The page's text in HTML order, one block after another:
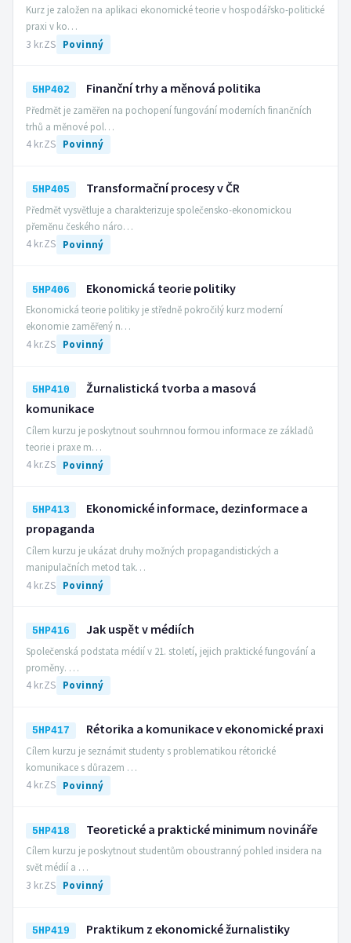
Kurz je založen na aplikaci ekonomické teorie v hospodářsko-politické
praxi v ko…
3 kr.ZS Povinný
5HP402 Finanční trhy a měnová politika
Předmět je zaměřen na pochopení fungování moderních finančních
trhů a měnové pol…
4 kr.ZS Povinný
5HP405 Transformační procesy v ČR
Předmět vysvětluje a charakterizuje společensko-ekonomickou
přeměnu českého náro…
4 kr.ZS Povinný
5HP406 Ekonomická teorie politiky
Ekonomická teorie politiky je středně pokročilý kurz moderní
ekonomie zaměřený n…
4 kr.ZS Povinný
5HP410
Žurnalistická tvorba a masová
komunikace
Cílem kurzu je poskytnout souhrnnou formou informace ze základů
teorie i praxe m…
4 kr.ZS Povinný
5HP413
Ekonomické informace, dezinformace a
propaganda
Cílem kurzu je ukázat druhy možných propagandistických a
manipulačních metod tak…
4 kr.ZS Povinný
5HP416 Jak uspět v médiích
Společenská podstata médií v 21. století, jejich praktické fungování a
proměny. …
4 kr.ZS Povinný
5HP417 Rétorika a komunikace v ekonomické praxi
Cílem kurzu je seznámit studenty s problematikou rétorické
komunikace s důrazem …
4 kr.ZS Povinný
5HP418 Teoretické a praktické minimum novináře
Cílem kurzu je poskytnout studentům oboustranný pohled insidera na
svět médií a …
3 kr.ZS Povinný
5HP419 Praktikum z ekonomické žurnalistiky